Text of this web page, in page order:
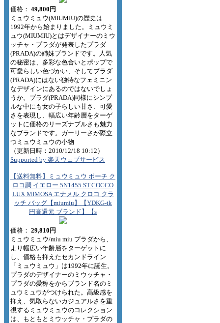
価格： 49,800円
ミュウミュウ(MIUMIU)の歴史は
1992年から始まりました。ミュウミ
ュウ(MIUMIU)とはデザイナーのミウ
ッチャ・プラダが発表したプラダ
(PRADA)の姉妹ブランドです。人気
の秘密は、多彩な色合いとポップで
可愛らしい色づかい、そしてプラダ
(PRADA)にはない独特なフェミニン
なデザインにあるのではないでしょ
うか。プラダ(PRADA)同様にシンプ
ルな中にも女の子らしい甘さ、可愛
さを表現し、幅広い年齢層をターゲ
ットに価格のリーズナブルさも魅力
なブランドです。ガーリーさが際立
つミュウミュウの小物
（更新日時：2010/12/18 10:12）
Supported by 楽天ウェブサービス
【送料無料】ミュウミュウ ポーチ ク
ロコ調 イエロー 5N1455 ST.COCCO
LUX MIMOSA エナメル クロコ クラ
ッチ バッグ【miumiu】【YDKG-tk
円高還元 ブランド】【s
価格： 29,810円
ミュウミュウ/miu miu プラダから、
より幅広い年齢層をターゲットに
し、価格も抑えたセカンドライン
「ミュウミュウ」は1992年に誕生。
プラダのデザイナーのミウッチャ・
プラダの愛称をからブランド名のミ
ュウミュウがつけられた。高級感を
抑え、気取らないカジュアルさを重
視するミュウミュウのコレクション
は、もともとミウッチャ・プラダの